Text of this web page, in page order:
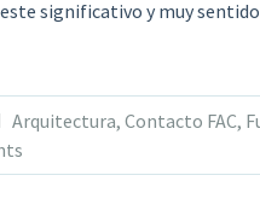
significativo y muy
Arquitectura, Contacto FAC,